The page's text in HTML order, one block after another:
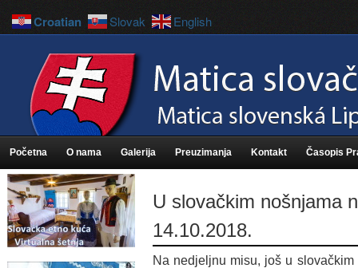
Početna O nama Galerija Preuzimanja Kontakt Časopis
U slovačkim nošnjama
14.10.2018.
Na nedjeljnu misu, još u
Croatian Slovak English